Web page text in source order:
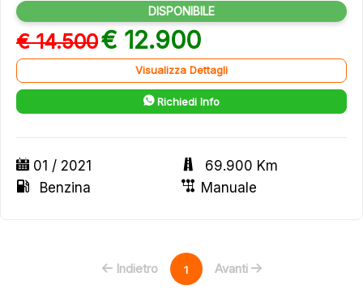
DISPONIBILE
€ 14.500€ 12.900
Visualizza Dettagli
Richiedi Info
01 / 2021
69.900 Km
Benzina
Manuale
Indietro 1 Avanti